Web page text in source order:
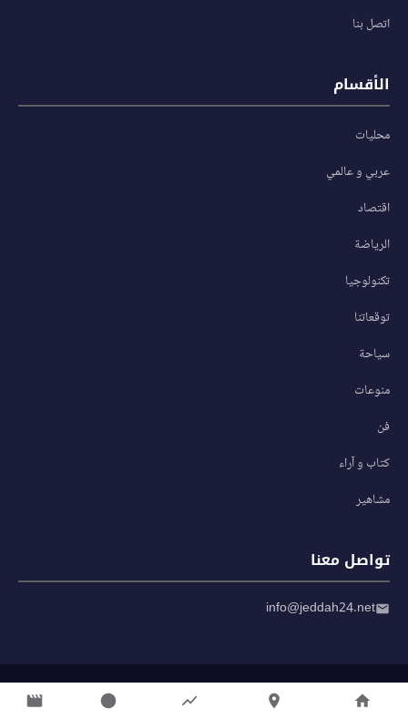
اتصل بنا
الأقسام
محليات
عربي و عالمي
اقتصاد
الرياضة
تكنولوجيا
توقعاتنا
سياحة
منوعات
فن
كتاب و آراء
مشاهير
تواصل معنا
info@jeddah24.net
سياسة الخصوصية
شروط الاستخدام